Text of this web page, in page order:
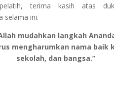
terima kasih atas
selama ini.
mudahkan langkah
mengharumkan nama baik
sekolah, dan bangsa.”